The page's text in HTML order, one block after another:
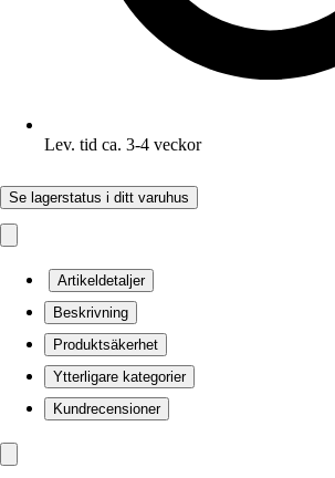
Lev. tid ca. 3-4 veckor
Se lagerstatus i ditt varuhus
Artikeldetaljer
Beskrivning
Produktsäkerhet
Ytterligare kategorier
Kundrecensioner